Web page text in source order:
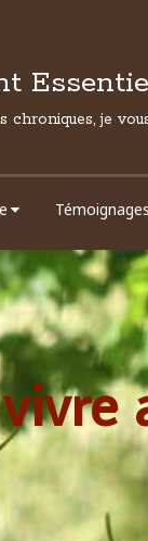
chroniques, je
Témoignages